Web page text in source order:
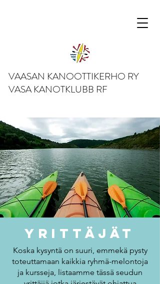
VAASAN KANOOTTIKERHO RY
VASA KANOTKLUBB RF
Yrittäjät
Koska kysyntä on suuri, emmekä pysty
toteuttamaan kaikkia ryhmä-melontoja
ja kursseja, listaamme tässä seudun